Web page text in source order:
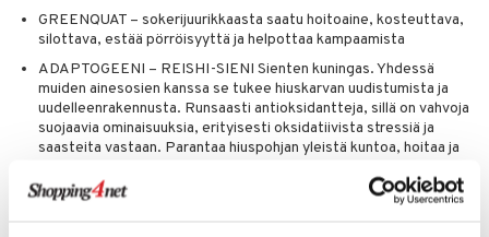
GREENQUAT – sokerijuurikkaasta saatu hoitoaine, kosteuttava,
silottava, estää pörröisyyttä ja helpottaa kampaamista
ADAPTOGEENI – REISHI-SIENI Sienten kuningas. Yhdessä
muiden ainesosien kanssa se tukee hiuskarvan uudistumista ja
uudelleenrakennusta. Runsaasti antioksidantteja, sillä on vahvoja
suojaavia ominaisuuksia, erityisesti oksidatiivista stressiä ja
saasteita vastaan. Parantaa hiuspohjan yleistä kuntoa, hoitaa ja
kasvavat vahvemmiksi, paksummiksi ja terveemmiksi.